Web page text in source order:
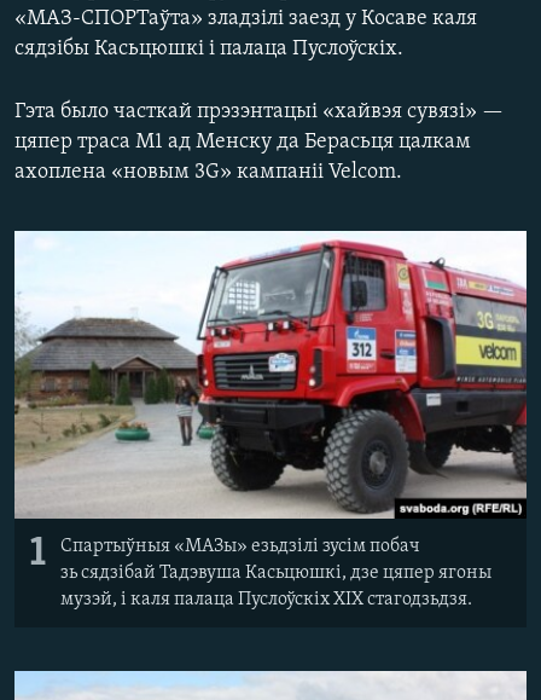
КУЛЬТУРА
КАЛЯНДАР
МОВА
НА ХВАЛЯХ СВАБОДЫ
«МАЗ-СПОРТаўта» зладзілі заезд у Косаве каля
сядзібы Касьцюшкі і палаца Пуслоўскіх.
Гэта было часткай прэзэнтацыі «хайвэя сувязі» —
цяпер траса М1 ад Менску да Берасьця цалкам
ахоплена «новым 3G» кампаніі Velcom.
1
Спартыўныя «МАЗы» езьдзілі зусім побач
зь сядзібай Тадэвуша Касьцюшкі, дзе цяпер ягоны
музэй, і каля палаца Пуслоўскіх ХІХ стагодзьдзя.